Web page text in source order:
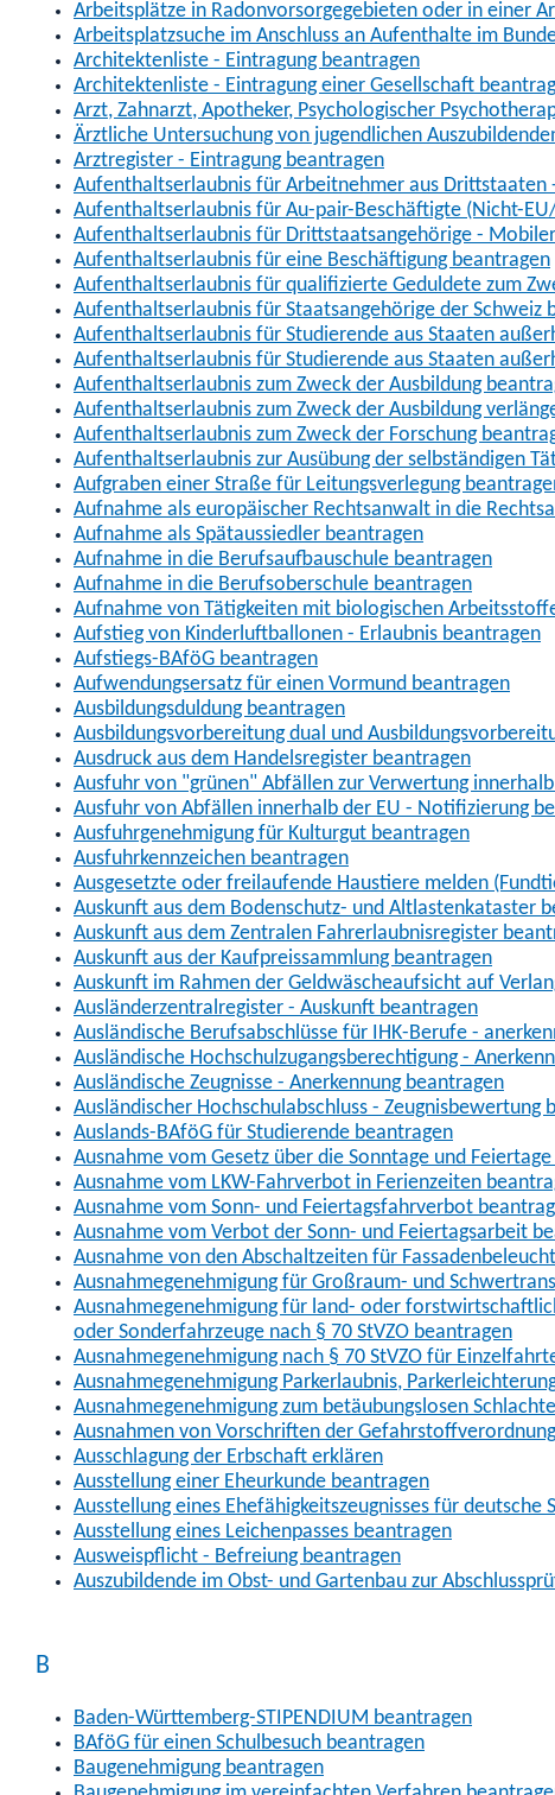
Arbeitsplätze in Radonvorsorgegebieten oder in einer
Arbeitsplatzsuche im Anschluss an Aufenthalte im
Architektenliste - Eintragung beantragen
Architektenliste - Eintragung einer Gesellschaft
Arzt, Zahnarzt, Apotheker, Psychologischer
Ärztliche Untersuchung von jugendlichen
Arztregister - Eintragung beantragen
Aufenthaltserlaubnis für Arbeitnehmer aus Drittstaaten
Aufenthaltserlaubnis für Au-pair-Beschäftigte (Nicht-
Aufenthaltserlaubnis für Drittstaatsangehörige -
Aufenthaltserlaubnis für eine Beschäftigung beantragen
Aufenthaltserlaubnis für qualifizierte Geduldete zum
Aufenthaltserlaubnis für Staatsangehörige der Schweiz
Aufenthaltserlaubnis für Studierende aus Staaten
Aufenthaltserlaubnis für Studierende aus Staaten
Aufenthaltserlaubnis zum Zweck der Ausbildung
Aufenthaltserlaubnis zum Zweck der Ausbildung
Aufenthaltserlaubnis zum Zweck der Forschung
Aufenthaltserlaubnis zur Ausübung der selbständigen
Aufgraben einer Straße für Leitungsverlegung
Aufnahme als europäischer Rechtsanwalt in die
Aufnahme als Spätaussiedler beantragen
Aufnahme in die Berufsaufbauschule beantragen
Aufnahme in die Berufsoberschule beantragen
Aufnahme von Tätigkeiten mit biologischen
Aufstieg von Kinderluftballonen - Erlaubnis beantragen
Aufstiegs-BAföG beantragen
Aufwendungsersatz für einen Vormund beantragen
Ausbildungsduldung beantragen
Ausbildungsvorbereitung dual und
Ausdruck aus dem Handelsregister beantragen
Ausfuhr von "grünen" Abfällen zur Verwertung
Ausfuhr von Abfällen innerhalb der EU - Notifizierung
Ausfuhrgenehmigung für Kulturgut beantragen
Ausfuhrkennzeichen beantragen
Ausgesetzte oder freilaufende Haustiere melden
Auskunft aus dem Bodenschutz- und Altlastenkataster
Auskunft aus dem Zentralen Fahrerlaubnisregister
Auskunft aus der Kaufpreissammlung beantragen
Auskunft im Rahmen der Geldwäscheaufsicht auf
Ausländerzentralregister - Auskunft beantragen
Ausländische Berufsabschlüsse für IHK-Berufe -
Ausländische Hochschulzugangsberechtigung -
Ausländische Zeugnisse - Anerkennung beantragen
Ausländischer Hochschulabschluss - Zeugnisbewertung
Auslands-BAföG für Studierende beantragen
Ausnahme vom Gesetz über die Sonntage und
Ausnahme vom LKW-Fahrverbot in Ferienzeiten
Ausnahme vom Sonn- und Feiertagsfahrverbot
Ausnahme vom Verbot der Sonn- und Feiertagsarbeit
Ausnahme von den Abschaltzeiten für
Ausnahmegenehmigung für Großraum- und
Ausnahmegenehmigung für land- oder
oder Sonderfahrzeuge nach § 70 StVZO beantragen
Ausnahmegenehmigung nach § 70 StVZO für
Ausnahmegenehmigung Parkerlaubnis,
Ausnahmegenehmigung zum betäubungslosen
Ausnahmen von Vorschriften der
Ausschlagung der Erbschaft erklären
Ausstellung einer Eheurkunde beantragen
Ausstellung eines Ehefähigkeitszeugnisses für
Ausstellung eines Leichenpasses beantragen
Ausweispflicht - Befreiung beantragen
Auszubildende im Obst- und Gartenbau zur
B
Baden-Württemberg-STIPENDIUM beantragen
BAföG für einen Schulbesuch beantragen
Baugenehmigung beantragen